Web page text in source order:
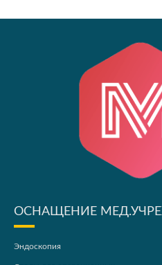
ОСНАЩЕНИЕ
Эндоскопия